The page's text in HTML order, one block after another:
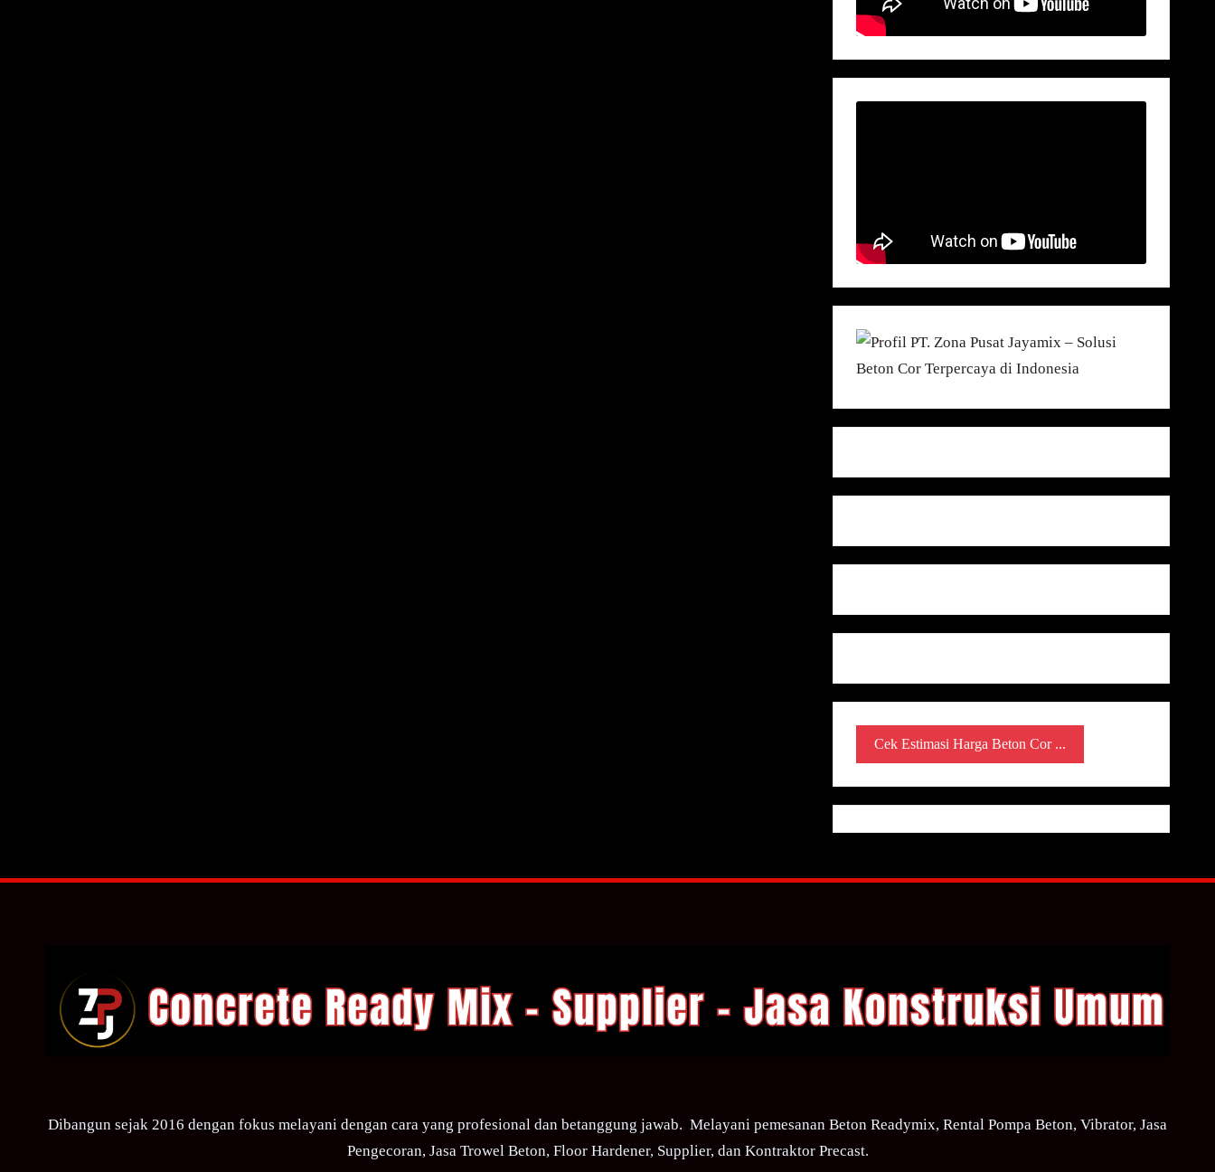
Cek Estimasi Harga Beton Cor ...
Dibangun sejak 2016 dengan fokus melayani dengan cara yang profesional dan betanggung jawab. Melayani pemesanan Beton Readymix, Rental Pompa Beton, Vibrator, Jasa
Pengecoran, Jasa Trowel Beton, Floor Hardener, Supplier, dan Kontraktor Precast.